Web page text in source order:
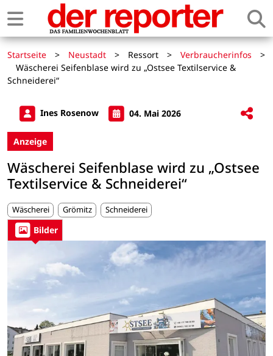
Startseite > Neustadt > Ressort > Verbraucherinfos
>
Wäscherei Seifenblase wird zu „Ostsee Textilservice &
Schneiderei“
Ines Rosenow 04. Mai 2026
Anzeige
Wäscherei Seifenblase wird zu „Ostsee
Textilservice & Schneiderei“
Wäscherei Grömitz Schneiderei
Bilder